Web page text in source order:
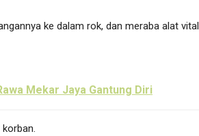
ke dalam rok, dan meraba alat vital
Mekar Jaya Gantung Diri